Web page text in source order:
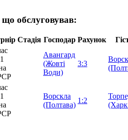
обслуговував:
Стадія Господар Рахунок
Авангард
(Жовті
Води)
3:3
Ворскла
(Полтава)
1:2